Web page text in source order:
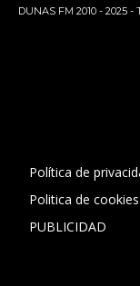
DUNAS FM 2010 - 2025 -
Política de
Politica de cookies
PUBLICIDAD